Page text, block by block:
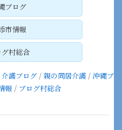
ブログ
市情報
グ村総合
介護ブログ / 親の同居介護 / 沖縄ブ
報 / ブログ村総合